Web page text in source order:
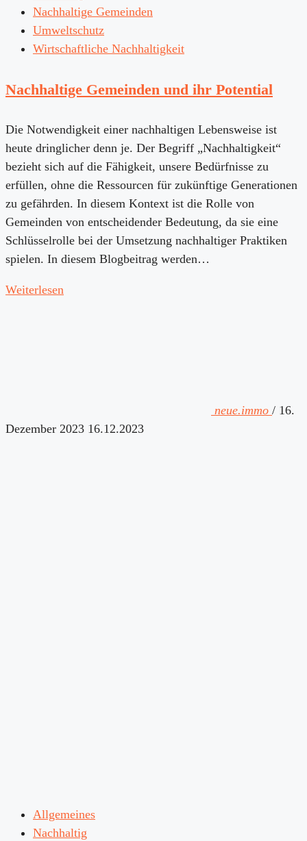
Nachhaltige Gemeinden
Umweltschutz
Wirtschaftliche Nachhaltigkeit
Nachhaltige Gemeinden und ihr Potential
Die Notwendigkeit einer nachhaltigen Lebensweise ist
heute dringlicher denn je. Der Begriff „Nachhaltigkeit“
bezieht sich auf die Fähigkeit, unsere Bedürfnisse zu
erfüllen, ohne die Ressourcen für zukünftige Generationen
zu gefährden. In diesem Kontext ist die Rolle von
Gemeinden von entscheidender Bedeutung, da sie eine
Schlüsselrolle bei der Umsetzung nachhaltiger Praktiken
spielen. In diesem Blogbeitrag werden…
Weiterlesen
neue.immo / 16.
Dezember 2023 16.12.2023
Allgemeines
Nachhaltig